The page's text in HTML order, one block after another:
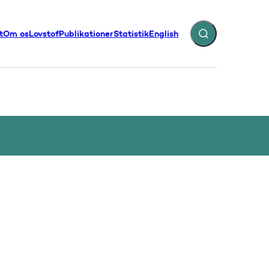
Om osLovstofPublikationerStatistikEnglish Fold søgefelt ud